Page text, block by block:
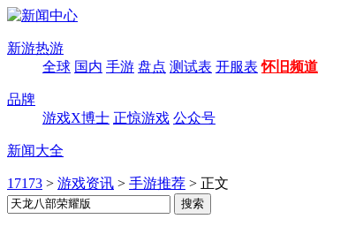
新游热游
全球 国内 手游 盘点 测试表 开服表 怀旧频道
品牌
游戏X博士 正惊游戏 公众号
新闻大全
17173 > 游戏资讯 > 手游推荐 > 正文